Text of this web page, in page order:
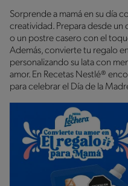
Sorprende a mamá en su día
creatividad. Prepara desde un
o un postre casero con el
Además, convierte tu regalo
personalizando su lata con
amor. En Recetas Nestlé®
para celebrar el Día de la